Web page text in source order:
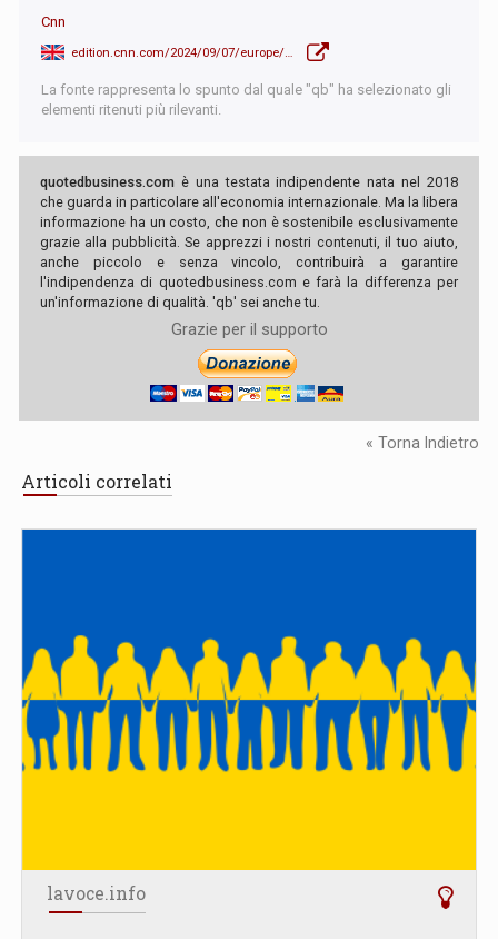
Cnn
La fonte rappresenta lo spunto dal quale "qb" ha selezionato gli
elementi ritenuti più rilevanti.
quotedbusiness.com è una testata indipendente nata nel 2018
che guarda in particolare all'economia internazionale. Ma la libera
informazione ha un costo, che non è sostenibile esclusivamente
grazie alla pubblicità. Se apprezzi i nostri contenuti, il tuo aiuto,
anche piccolo e senza vincolo, contribuirà a garantire
l'indipendenza di quotedbusiness.com e farà la differenza per
un'informazione di qualità. 'qb' sei anche tu.
Grazie per il supporto
« Torna Indietro
Articoli correlati
lavoce.info